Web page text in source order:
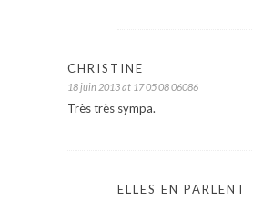
CHRISTINE
18 juin 2013 at 17 05 08 06086
Très très sympa.
ELLES EN PARLENT